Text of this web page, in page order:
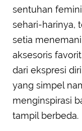
sentuhan
sehari-harinya,
setia
aksesoris
dari ekspresi
yang simpel
menginspirasi
tampil berbeda.